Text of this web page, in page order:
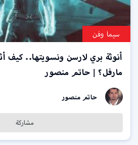
سيما وفن
أنوثة بري لارسن ونسويتها.. كيف
مارفل؟ | حاتم منصور
حاتم منصور
مشاركة